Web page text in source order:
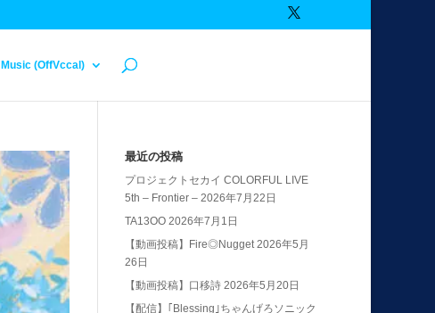
Music (OffVccal)
最近の投稿
プロジェクトセカイ COLORFUL LIVE
5th – Frontier – 2026年7月22日
TA13OO 2026年7月1日
【動画投稿】Fire◎Nugget 2026年5月
26日
【動画投稿】口移詩 2026年5月20日
【配信】｢Blessing｣ちゃんげろソニック